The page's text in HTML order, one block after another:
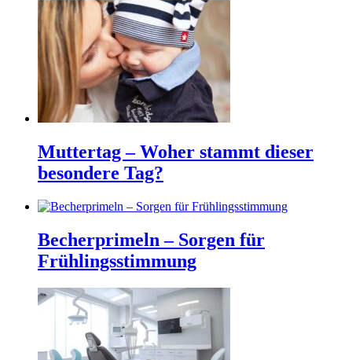
Muttertag – Woher stammt dieser
besondere Tag?
Becherprimeln – Sorgen für
Frühlingsstimmung